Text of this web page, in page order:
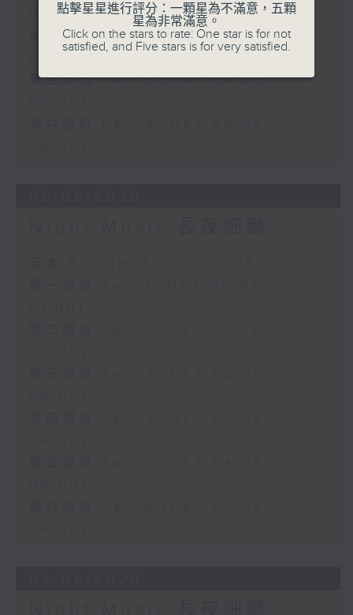
03:00)
第四部份 Part 4 (HKT 03:05 -
第五部份 Part 5 (HKT 04:05 -
點擊星星進行評分：一顆星為不滿意，五顆
星為非常滿意。
Click on the stars to rate: One star is for not
satisfied, and Five stars is for very satisfied.